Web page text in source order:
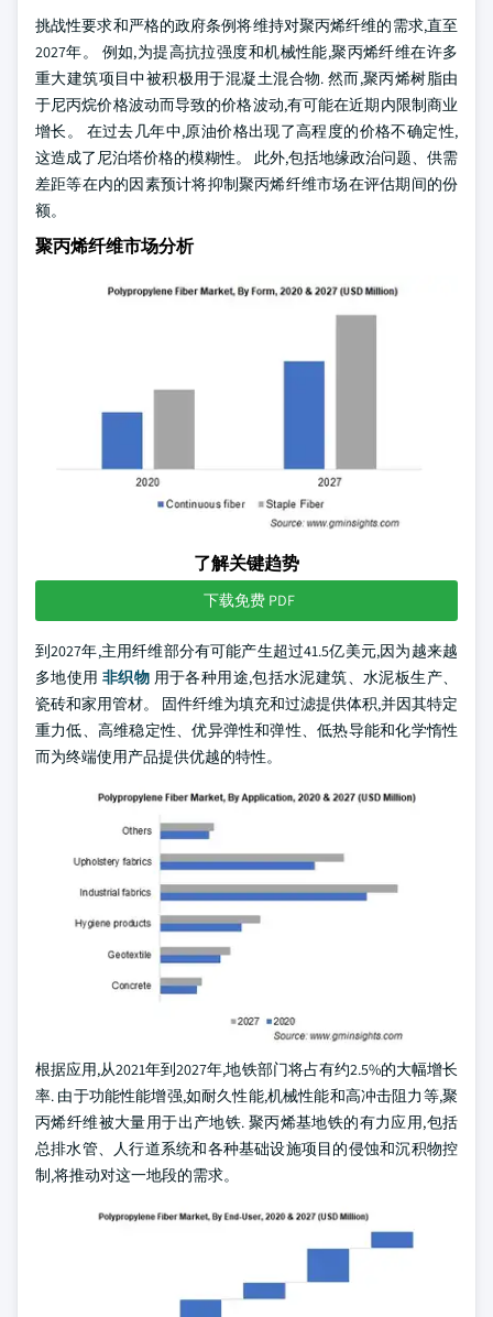
挑战性要求和严格的政府条例将维持对聚丙烯纤维的需求,直至
2027年。 例如,为提高抗拉强度和机械性能,聚丙烯纤维在许多
重大建筑项目中被积极用于混凝土混合物. 然而,聚丙烯树脂由
于尼丙烷价格波动而导致的价格波动,有可能在近期内限制商业
增长。 在过去几年中,原油价格出现了高程度的价格不确定性,
这造成了尼泊塔价格的模糊性。 此外,包括地缘政治问题、供需
差距等在内的因素预计将抑制聚丙烯纤维市场在评估期间的份
额。
聚丙烯纤维市场分析
了解关键趋势
下载免费 PDF
到2027年,主用纤维部分有可能产生超过41.5亿美元,因为越来越
多地使用 非织物 用于各种用途,包括水泥建筑、水泥板生产、
瓷砖和家用管材。 固件纤维为填充和过滤提供体积,并因其特定
重力低、高维稳定性、优异弹性和弹性、低热导能和化学惰性
而为终端使用产品提供优越的特性。
根据应用,从2021年到2027年,地铁部门将占有约2.5%的大幅增长
率. 由于功能性能增强,如耐久性能,机械性能和高冲击阻力等,聚
丙烯纤维被大量用于出产地铁. 聚丙烯基地铁的有力应用,包括
总排水管、人行道系统和各种基础设施项目的侵蚀和沉积物控
制,将推动对这一地段的需求。